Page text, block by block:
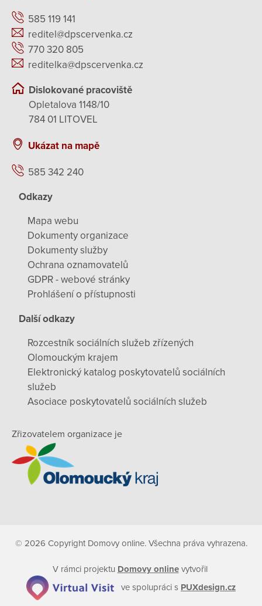
585 119 141
reditel@dpscervenka.cz
770 320 805
reditelka@dpscervenka.cz
Dislokované pracoviště
Opletalova 1148/10
784 01 LITOVEL
Ukázat na mapě
585 342 240
Odkazy
Mapa webu
Dokumenty organizace
Dokumenty služby
Ochrana oznamovatelů
GDPR - webové stránky
Prohlášení o přístupnosti
Další odkazy
Rozcestník sociálních služeb zřízených
Olomouckým krajem
Elektronický katalog poskytovatelů sociálních
služeb
Asociace poskytovatelů sociálních služeb
Zřizovatelem organizace je
© 2026 Copyright Domovy online. Všechna práva vyhrazena.
V rámci projektu Domovy onlinevytvořil
ve spolupráci s PUXdesign.cz